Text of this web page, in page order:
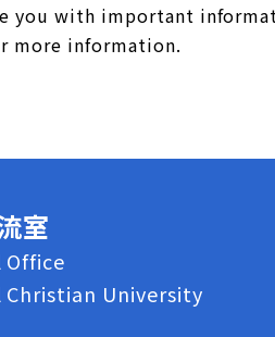
you with important
more information.
室
University